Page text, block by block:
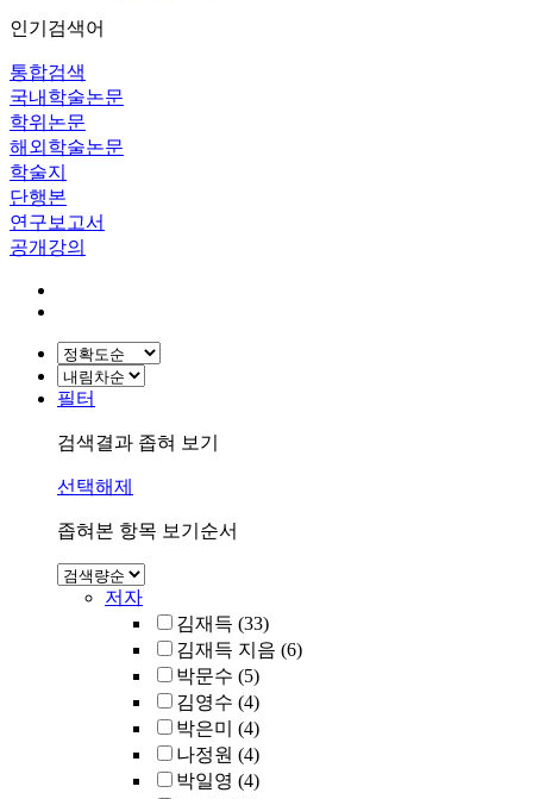
인기검색어
통합검색
국내학술논문
학위논문
해외학술논문
학술지
단행본
연구보고서
공개강의
필터
검색결과 좁혀 보기
선택해제
좁혀본 항목 보기순서
저자
김재득 (33)
김재득 지음 (6)
박문수 (5)
김영수 (4)
박은미
(4)
나정원 (4)
박일영 (4)